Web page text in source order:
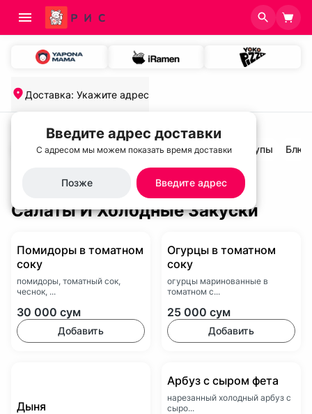
Доставка: Укажите адрес
салаты и холодные закуски Холодные супы
Салаты И Холодные Закуски
Помидоры в томатном
соку
помидоры, томатный сок,
чеснок, ...
30 000 сум
Добавить
Огурцы в томатном
соку
огурцы маринованные в
томатном с...
25 000 сум
Добавить
Дыня
Арбуз с сыром фета
нарезанный холодный арбуз с
сыро...
Введите адрес доставки
С адресом мы можем показать время доставки
Позже Введите адрес